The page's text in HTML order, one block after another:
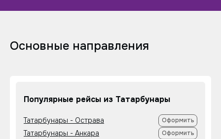
Основные направления
Популярные рейсы из Татарбунары
Татарбунары - Острава Оформить
Татарбунары - Анкара Оформить